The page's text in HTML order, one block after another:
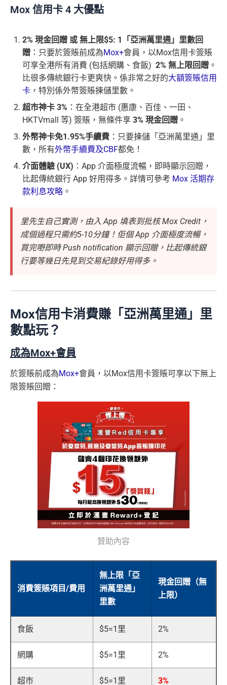
Mox 信用卡 4 大優點
2% 現金回贈 或 無上限$5: 1「亞洲萬里通」里數回
贈 ：只要於簽賬前成為Mox+會員，以Mox信用卡簽賬
可享全港所有消費 (包括網購、食飯) 2% 無上限回贈 。
比很多傳統銀行卡更爽快。係非常之好的大額簽賬信用
卡 ，特別係外幣簽賬揀儲里數。
超市神卡 3% ：在全港超市 (惠康、百佳、一田、
HKTVmall 等) 簽賬，無條件享 3% 現金回贈 。
外幣神卡免1.95%手續費 ：只要揀儲「亞洲萬里通」里
數，所有外幣手續費及CBF都免！
介面體驗 (UX) ：App 介面極度流暢，即時顯示回贈，
比起傳統銀行 App 好用得多。詳情可參考 Mox 活期存
款利息攻略 。
里先生自己實測，由入 App 填表到批核 Mox Credit，
成個過程只需約5-10分鐘！佢個 App 介面極度流暢，
買完嘢即時 Push notification 顯示回贈，比起傳統銀
行要等幾日先見到交易紀錄好用得多。
Mox信用卡消費賺「亞洲萬里通」里
數點玩？
成為Mox+會員
於簽賬前成為Mox+會員，以Mox信用卡簽賬可享以下無上
限簽賬回贈：
贊助內容
消費簽賬項目/費用
無上限「亞
洲萬里通」
里數
現金回贈（無
上限）
食飯 $5=1里 2%
網購 $5=1里 2%
超市 $5=1里 3%